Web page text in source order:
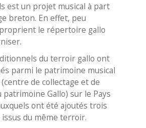
est un projet musical à part
breton. En effet, peu
le répertoire gallo
du terroir gallo ont
parmi le patrimoine musical
de collectage et de
patrimoine Gallo) sur le Pays
ont été ajoutés trois
du même terroir.